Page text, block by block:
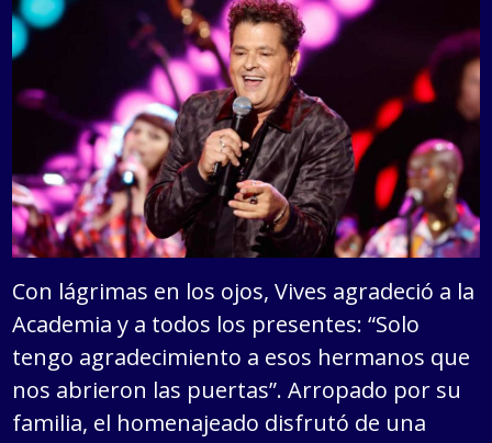
Con lágrimas en los ojos, Vives agradeció a la
Academia y a todos los presentes: “Solo
tengo agradecimiento a esos hermanos que
nos abrieron las puertas”. Arropado por su
familia, el homenajeado disfrutó de una